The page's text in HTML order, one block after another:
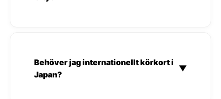
Behöver jag internationellt körkort i
Japan?
▼